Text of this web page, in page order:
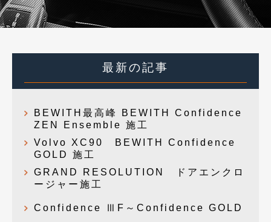
最新の記事
BEWITH最高峰 BEWITH Confidence
ZEN Ensemble 施工
Volvo XC90 BEWITH Confidence
GOLD 施工
GRAND RESOLUTION ドアエンクロ
ージャー施工
Confidence ⅢF～Confidence GOLD